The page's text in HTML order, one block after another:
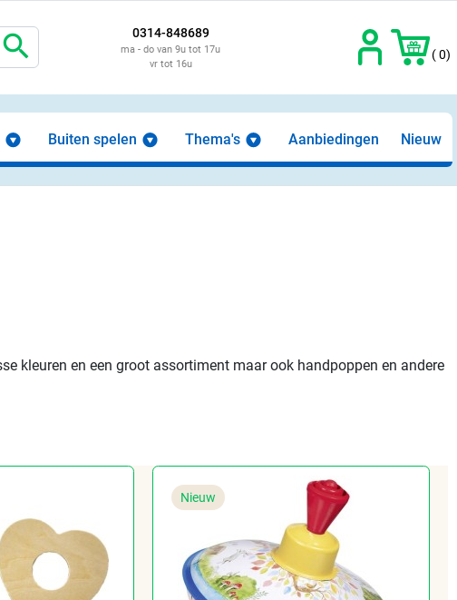
search 0314-848689
ma - do van 9u tot 17u
vr tot 16u
( 0)
Buiten spelen Thema's Aanbiedingen Nieuw
kleuren en een groot assortiment maar ook handpoppen en andere
Nieuw